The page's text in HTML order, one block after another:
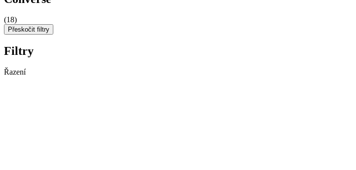
(18)
Přeskočit filtry
Filtry
Řazení